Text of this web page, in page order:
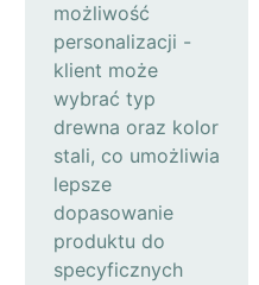
możliwość
personalizacji -
klient może
wybrać typ
drewna oraz kolor
stali, co umożliwia
lepsze
dopasowanie
produktu do
specyficznych